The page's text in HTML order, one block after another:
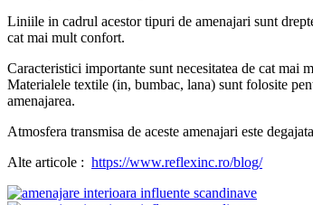
Liniile in cadrul acestor tipuri de amenajari sunt
cat mai mult confort.
Caracteristici importante sunt necesitatea de cat mai
Materialele textile (in, bumbac, lana) sunt folosite
amenajarea.
Atmosfera transmisa de aceste amenajari este
Alte articole : https://www.reflexinc.ro/blog/